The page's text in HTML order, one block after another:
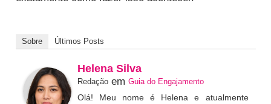
Sobre Últimos Posts
Helena Silva
Redaçãoem Guia do Engajamento
Olá! Meu nome é Helena e atualmente